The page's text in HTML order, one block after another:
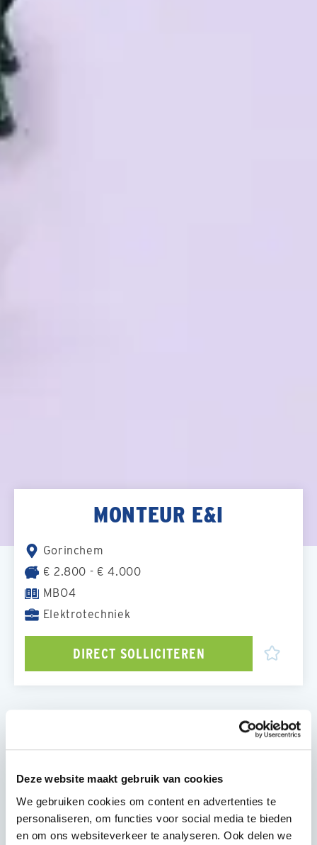
Deze website maakt gebruik van cookies
We gebruiken cookies om content en advertenties te
personaliseren, om functies voor social media te bieden
en om ons websiteverkeer te analyseren. Ook delen we
MONTEUR E&I
Gorinchem
€ 2.800 - € 4.000
MBO4
Elektrotechniek
DIRECT SOLLICITEREN
Ben jij een hands-on professional met een passie
voor elektrotechniek en meet- en regeltechniek?
Heb je een brede interesse en ben je niet bang om
je handen uit de mouwen te steken? Dan is de rol
van Monteur E&I bij ons bedrijf iets voor jou!